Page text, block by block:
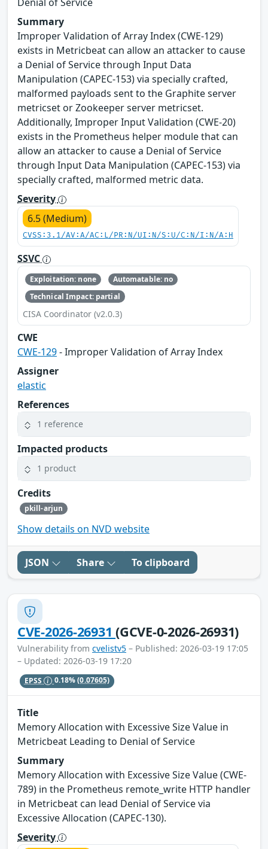
Summary
Improper Validation of Array Index (CWE-129)
exists in Metricbeat can allow an attacker to cause
a Denial of Service through Input Data
Manipulation (CAPEC-153) via specially crafted,
malformed payloads sent to the Graphite server
metricset or Zookeeper server metricset.
Additionally, Improper Input Validation (CWE-20)
exists in the Prometheus helper module that can
allow an attacker to cause a Denial of Service
through Input Data Manipulation (CAPEC-153) via
specially crafted, malformed metric data.
Severity
6.5 (Medium)
CVSS:3.1/AV:A/AC:L/PR:N/UI:N/S:U/C:N/I:N/A:H
SSVC
Exploitation: none
Automatable: no
Technical Impact: partial
CISA Coordinator (v2.0.3)
CWE
CWE-129- Improper Validation of Array Index
Assigner
elastic
References
1 reference
Impacted products
1 product
Credits
pkill-arjun
Show details on NVD website
JSON Share To clipboard
CVE-2026-26931(GCVE-0-2026-26931)
Vulnerability from cvelistv5 – Published: 2026-03-19 17:05
– Updated: 2026-03-19 17:20
EPSS 0.18%(0.07605)
Title
Memory Allocation with Excessive Size Value in
Metricbeat Leading to Denial of Service
Summary
Memory Allocation with Excessive Size Value (CWE-
789) in the Prometheus remote_write HTTP handler
in Metricbeat can lead Denial of Service via
Excessive Allocation (CAPEC-130).
Severity